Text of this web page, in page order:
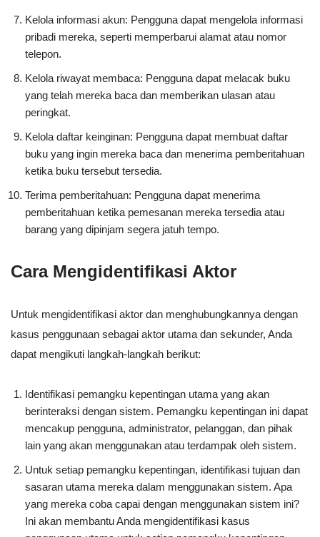
Kelola informasi akun: Pengguna dapat mengelola informasi
pribadi mereka, seperti memperbarui alamat atau nomor
telepon.
Kelola riwayat membaca: Pengguna dapat melacak buku
yang telah mereka baca dan memberikan ulasan atau
peringkat.
Kelola daftar keinginan: Pengguna dapat membuat daftar
buku yang ingin mereka baca dan menerima pemberitahuan
ketika buku tersebut tersedia.
Terima pemberitahuan: Pengguna dapat menerima
pemberitahuan ketika pemesanan mereka tersedia atau
barang yang dipinjam segera jatuh tempo.
Cara Mengidentifikasi Aktor
Untuk mengidentifikasi aktor dan menghubungkannya dengan
kasus penggunaan sebagai aktor utama dan sekunder, Anda
dapat mengikuti langkah-langkah berikut:
Identifikasi pemangku kepentingan utama yang akan
berinteraksi dengan sistem. Pemangku kepentingan ini dapat
mencakup pengguna, administrator, pelanggan, dan pihak
lain yang akan menggunakan atau terdampak oleh sistem.
Untuk setiap pemangku kepentingan, identifikasi tujuan dan
sasaran utama mereka dalam menggunakan sistem. Apa
yang mereka coba capai dengan menggunakan sistem ini?
Ini akan membantu Anda mengidentifikasi kasus